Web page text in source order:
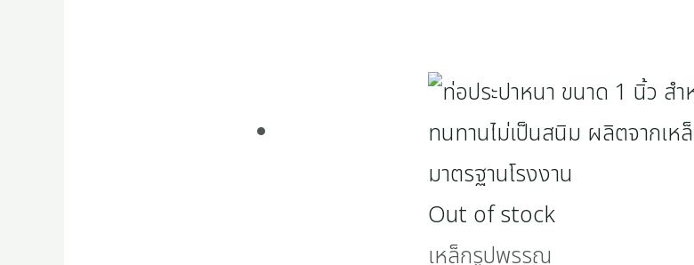
Out of stock
เหล็กรูปพรรณ